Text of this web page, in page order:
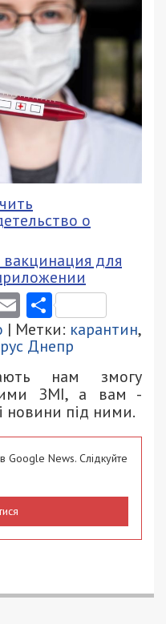
о
для
Email
| Метки: карантин,
Днепр
нам змогу
ЗМІ, а вам -
новини під ними.
Google News. Слідкуйте